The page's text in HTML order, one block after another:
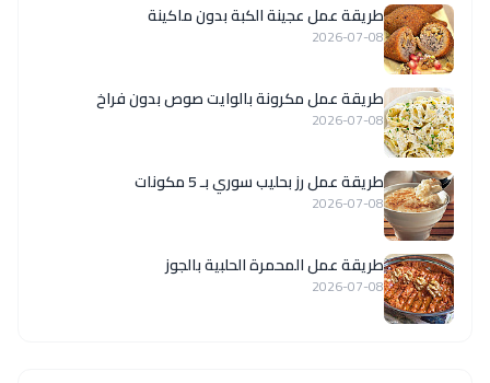
طريقة عمل عجينة الكبة بدون ماكينة
2026-07-08
طريقة عمل مكرونة بالوايت صوص بدون فراخ
2026-07-08
طريقة عمل رز بحليب سوري بـ 5 مكونات
2026-07-08
طريقة عمل المحمرة الحلبية بالجوز
2026-07-08